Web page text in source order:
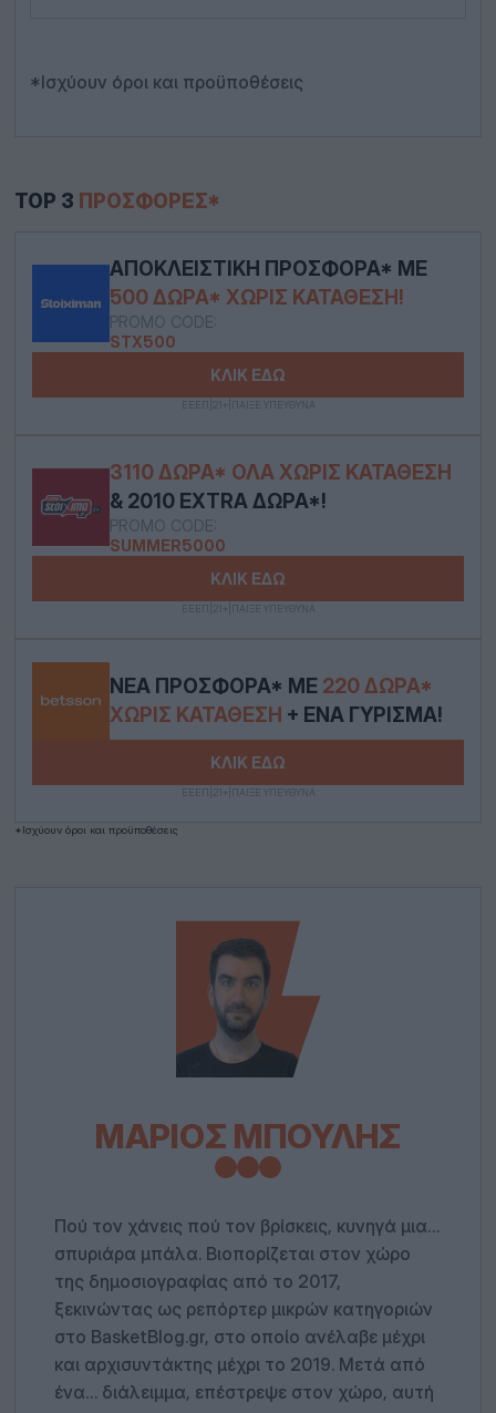
*Ισχύουν όροι και προϋποθέσεις
TOP 3 ΠΡΟΣΦΟΡΈΣ*
ΑΠΟΚΛΕΙΣΤΙΚΉ ΠΡΟΣΦΟΡΆ* ΜΕ
500 ΔΏΡΑ* ΧΩΡΊΣ ΚΑΤΆΘΕΣΗ!
PROMO CODE:
STX500
ΕΕΕΠ|21+|ΠΑΙΞΕ ΥΠΕΥΘΥΝΑ
ΚΛΙΚ ΕΔΩ
3110 ΔΏΡΑ* ΟΛΑ ΧΩΡΊΣ ΚΑΤΆΘΕΣΗ
& 2010 EXTRA ΔΏΡΑ*!
PROMO CODE:
SUMMER5000
ΕΕΕΠ|21+|ΠΑΙΞΕ ΥΠΕΥΘΥΝΑ
ΚΛΙΚ ΕΔΩ
ΝΈΑ ΠΡΟΣΦΟΡΆ* ΜΕ 220 ΔΏΡΑ*
ΧΩΡΊΣ ΚΑΤΆΘΕΣΗ + ΈΝΑ ΓΎΡΙΣΜΑ!
ΕΕΕΠ|21+|ΠΑΙΞΕ ΥΠΕΥΘΥΝΑ
ΚΛΙΚ ΕΔΩ
*Ισχύουν όροι και προϋποθέσεις
ΜΆΡΙΟΣ ΜΠΟΎΛΗΣ
Πού τον χάνεις πού τον βρίσκεις, κυνηγά μια…
σπυριάρα μπάλα. Βιοπορίζεται στον χώρο
της δημοσιογραφίας από το 2017,
ξεκινώντας ως ρεπόρτερ μικρών κατηγοριών
στο BasketBlog.gr, στο οποίο ανέλαβε μέχρι
και αρχισυντάκτης μέχρι το 2019. Μετά από
ένα… διάλειμμα, επέστρεψε στον χώρο, αυτή